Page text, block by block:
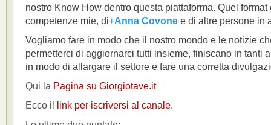
nostro Know How dentro questa piattaforma. Quel format
competenze mie, di+Anna Covone e di altre persone in
Vogliamo fare in modo che il nostro mondo e le notizie
permetterci di aggiornarci tutti insieme, finiscano in tanti
in modo di allargare il settore e fare una corretta
Qui la Pagina su Giorgiotave.it
Ecco il
link per iscriversi al canale.